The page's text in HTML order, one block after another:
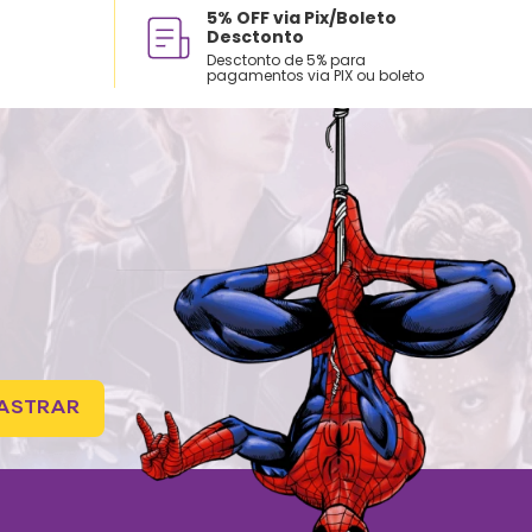
5% OFF via Pix/Boleto
Desctonto
Desctonto de 5% para
pagamentos via PIX ou boleto